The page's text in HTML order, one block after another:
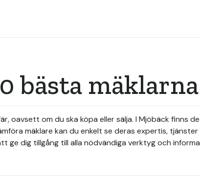
bästa mäklarna
om du ska köpa eller sälja. I Mjöbäck finns
mäklare kan du enkelt se deras expertis,
dig tillgång till alla nödvändiga verktyg och